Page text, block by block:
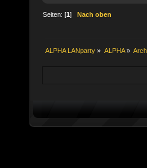
Seiten: [1]Nach oben
ALPHA LANparty » ALPHA»